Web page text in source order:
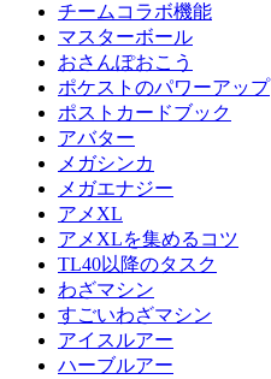
チームコラボ機能
マスターボール
おさんぽおこう
ポケストのパワーアップ
ポストカードブック
アバター
メガシンカ
メガエナジー
アメXL
アメXLを集めるコツ
TL40以降のタスク
わざマシン
すごいわざマシン
アイスルアー
ハーブルアー